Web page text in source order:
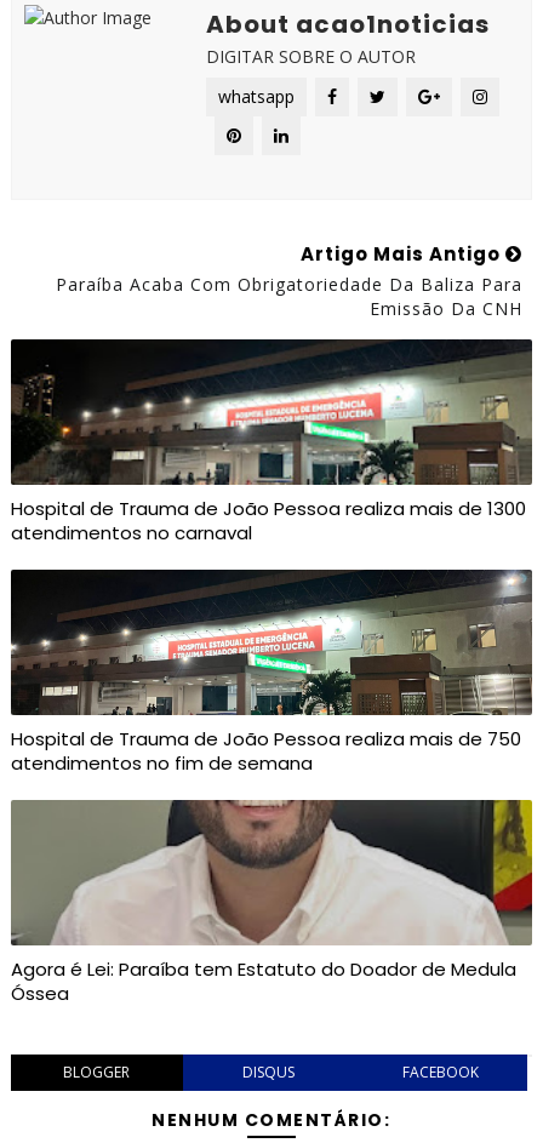
About acao1noticias
DIGITAR SOBRE O AUTOR
whatsapp
Artigo Mais Antigo
Paraíba Acaba Com Obrigatoriedade Da Baliza Para
Emissão Da CNH
Hospital de Trauma de João Pessoa realiza mais de 1300
atendimentos no carnaval
Hospital de Trauma de João Pessoa realiza mais de 750
atendimentos no fim de semana
Agora é Lei: Paraíba tem Estatuto do Doador de Medula
Óssea
BLOGGER DISQUS FACEBOOK
NENHUM COMENTÁRIO: